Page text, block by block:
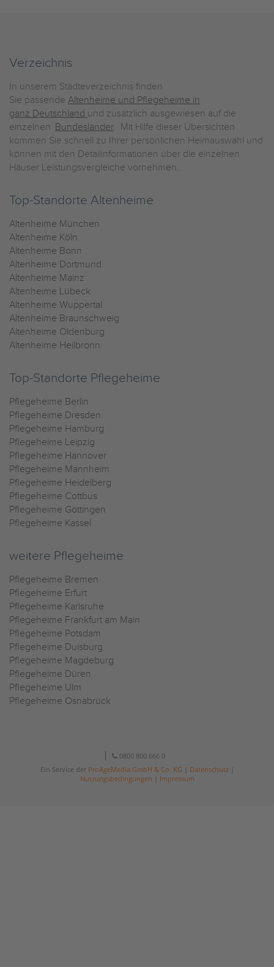
Verzeichnis
In unserem Städteverzeichnis finden
Sie passende Altenheime und Pflegeheime in
ganz Deutschland und zusätzlich ausgewiesen auf die
einzelnen Bundesländer. Mit Hilfe dieser Übersichten
kommen Sie schnell zu Ihrer persönlichen Heimauswahl und
können mit den Detailinformationen über die einzelnen
Häuser Leistungsvergleiche vornehmen.
Top-Standorte Altenheime
Altenheime München
Altenheime Köln
Altenheime Bonn
Altenheime Dortmund
Altenheime Mainz
Altenheime Lübeck
Altenheime Wuppertal
Altenheime Braunschweig
Altenheime Oldenburg
Altenheime Heilbronn
Top-Standorte Pflegeheime
Pflegeheime Berlin
Pflegeheime Dresden
Pflegeheime Hamburg
Pflegeheime Leipzig
Pflegeheime Hannover
Pflegeheime Mannheim
Pflegeheime Heidelberg
Pflegeheime Cottbus
Pflegeheime Göttingen
Pflegeheime Kassel
weitere Pflegeheime
Pflegeheime Bremen
Pflegeheime Erfurt
Pflegeheime Karlsruhe
Pflegeheime Frankfurt am Main
Pflegeheime Potsdam
Pflegeheime Duisburg
Pflegeheime Magdeburg
Pflegeheime Düren
Pflegeheime Ulm
Pflegeheime Osnabrück
0800 800 666 0
Ein Service der ProAgeMedia GmbH & Co. KG Datenschutz|
Nutzungsbedingungen
Impressum